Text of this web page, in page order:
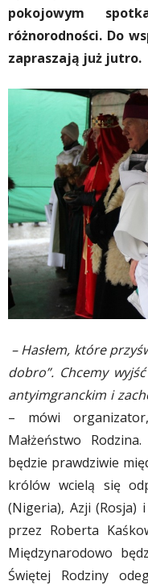
pokojowym
różnorodności. Do
zapraszają już jutro.
– Hasłem, które
dobro”. Chcemy
antyimgranckim i
– mówi
Małżeństwo
będzie prawdziwie
królów wcielą się
(Nigeria), Azji (Rosja)
przez Roberta
Międzynarodowo
Świętej Rodziny